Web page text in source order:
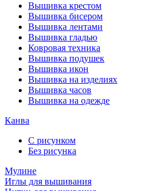
Вышивка крестом
Вышивка бисером
Вышивка лентами
Вышивка гладью
Ковровая техника
Вышивка подушек
Вышивка икон
Вышивка на изделиях
Вышивка часов
Вышивка на одежде
Канва
С рисунком
Без рисунка
Мулине
Иглы для вышивания